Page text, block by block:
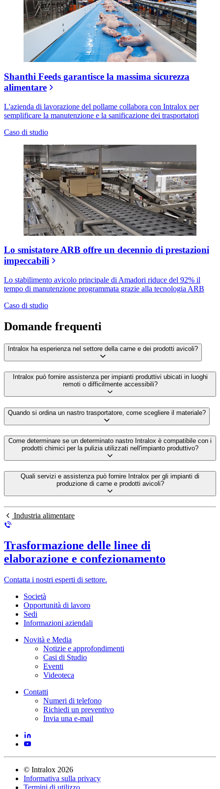
Shanthi Feeds garantisce la massima sicurezza
alimentare
L'azienda di lavorazione del pollame collabora con Intralox per
semplificare la manutenzione e la sanificazione dei trasportatori
Caso di studio
Lo smistatore ARB offre un decennio di prestazioni
impeccabili
Lo stabilimento avicolo principale di Amadori riduce del 92% il
tempo di manutenzione programmata grazie alla tecnologia ARB
Caso di studio
Domande frequenti
Intralox ha esperienza nel settore della carne e dei prodotti avicoli?
Intralox può fornire assistenza per impianti produttivi ubicati in luoghi
remoti o difficilmente accessibili?
Quando si ordina un nastro trasportatore, come scegliere il materiale?
Come determinare se un determinato nastro Intralox è compatibile con i
prodotti chimici per la pulizia utilizzati nell'impianto produttivo?
Quali servizi e assistenza può fornire Intralox per gli impianti di
produzione di carne e prodotti avicoli?
Industria alimentare
Trasformazione delle linee di
elaborazione e confezionamento
Contatta i nostri esperti di settore.
Società
Opportunità di lavoro
Sedi
Informazioni aziendali
Novità e Media
Notizie e approfondimenti
Casi di Studio
Eventi
Videoteca
Contatti
Numeri di telefono
Richiedi un preventivo
Invia una e-mail
© Intralox 2026
Informativa sulla privacy